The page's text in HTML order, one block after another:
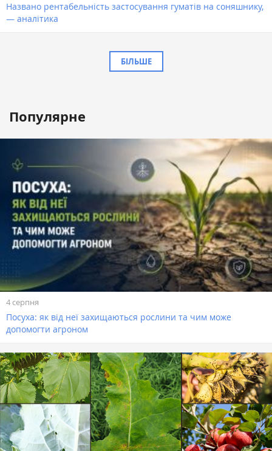
Названо рентабельність застосування гуматів на соняшнику,
— аналітика
БІЛЬШЕ
Популярне
4 серпня
Посуха: як від неї захищаються рослини та чим може
допомогти агроном